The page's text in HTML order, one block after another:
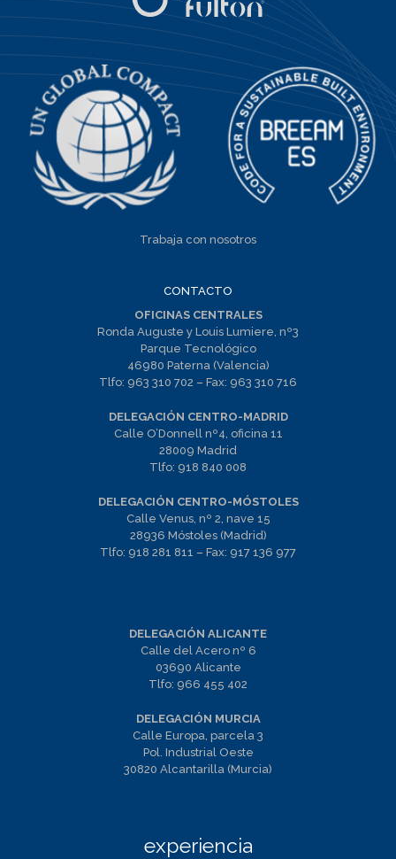
Trabaja con nosotros
CONTACTO
OFICINAS CENTRALES
Ronda Auguste y Louis Lumiere, nº3
Parque Tecnológico
46980 Paterna (Valencia)
Tlfo: 963 310 702 – Fax: 963 310 716
DELEGACIÓN CENTRO-MADRID
Calle O’Donnell nº4, oficina 11
28009 Madrid
Tlfo: 918 840 008
DELEGACIÓN CENTRO-MÓSTOLES
Calle Venus, nº 2, nave 15
28936 Móstoles (Madrid)
Tlfo: 918 281 811 – Fax: 917 136 977
DELEGACIÓN ALICANTE
Calle del Acero nº 6
03690 Alicante
Tlfo: 966 455 402
DELEGACIÓN MURCIA
Calle Europa, parcela 3
Pol. Industrial Oeste
30820 Alcantarilla (Murcia)
experiencia